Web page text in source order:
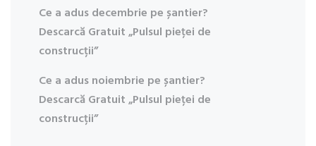
Ce a adus decembrie pe șantier?
Descarcă Gratuit „Pulsul pieței de
construcții”
Ce a adus noiembrie pe șantier?
Descarcă Gratuit „Pulsul pieței de
construcții”